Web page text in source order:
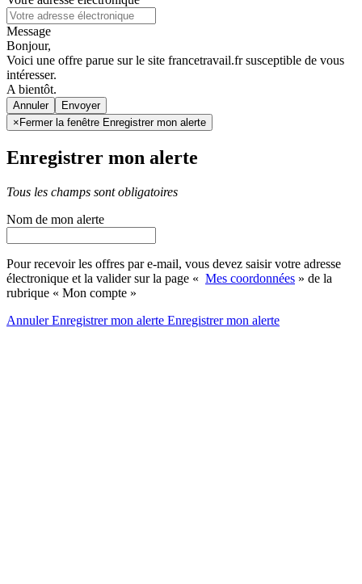
Message
Bonjour,
Voici une offre parue sur le site francetravail.fr susceptible de vous
intéresser.
A bientôt.
Annuler
× Fermer la fenêtre Enregistrer mon alerte
Enregistrer mon alerte
Tous les champs sont obligatoires
Nom de mon alerte
Pour recevoir les offres par e-mail, vous devez saisir votre adresse
électronique et la valider sur la page « Mes coordonnées » de la
rubrique « Mon compte »
AnnulerEnregistrer mon alerte Enregistrermon alerte